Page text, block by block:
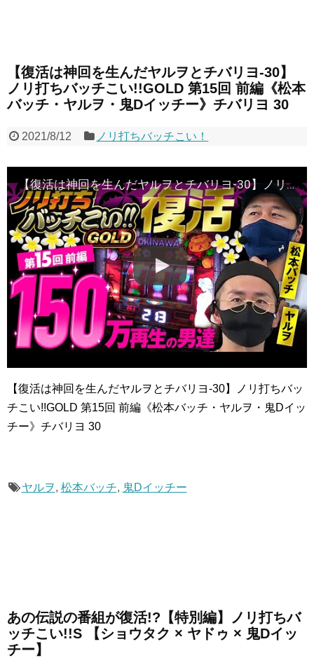
【復活は神回を生んだヤルヲとチバリヨ-30】
ノリ打ちバッチこい!!GOLD 第15回 前編《松本
バッチ・ヤルヲ・鬼Dイッチー》チバリヨ 30
2021/8/12 ノリ打ちバッチこい！
【復活は神回を生んだヤルヲとチバリヨ-30】ノリ打ちバッチこい!!GOLD 第15回 前編《松本バッチ・ヤルヲ・鬼Dイッチー》チバリヨ 30［パチスロ・スロット］
【復活は神回を生んだヤルヲとチバリヨ-30】ノリ打ちバッ
チこい!!GOLD 第15回 前編《松本バッチ・ヤルヲ・鬼Dイッ
チー》チバリヨ 30
ヤルヲ, 松本バッチ, 鬼Dイッチー
あの伝説の番組が復活!?【特別編】ノリ打ちバ
ッチこい!!S 【ショウタク × ヤドゥ × 鬼Dイッ
チー】